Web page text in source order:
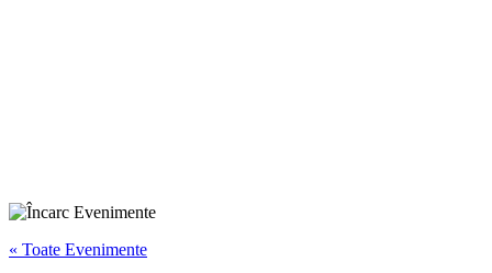
« Toate Evenimente